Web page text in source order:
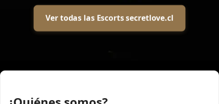
Ver todas las Escorts secretlove.cl